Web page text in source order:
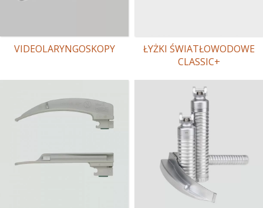
VIDEOLARYNGOSKOPY
ŁYŻKI ŚWIATŁOWODOWE
CLASSIC+